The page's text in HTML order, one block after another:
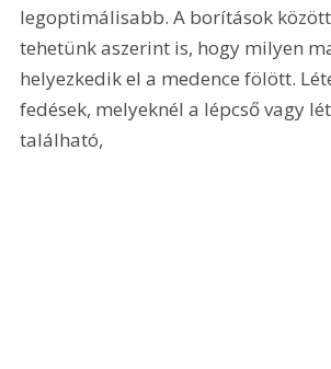
legoptimálisabb. A borítások
tehetünk aszerint is, hogy milyen
helyezkedik el a medence fölött.
fedések, melyeknél a lépcső vagy
található,